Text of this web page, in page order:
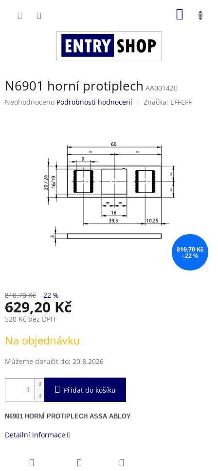
N6901 horní protiplech AA001420
Průměrné
Neohodnoceno Podrobnosti hodnocení Značka: EFFEFF
810,70 Kč
–22 %
810,70 Kč –22 %
629,20 Kč
520 Kč bez DPH
cena:
Na objednávku
Můžeme doručit do: 20.8.2026
Přidat do košíku
N6901 HORNÍ PROTIPLECH ASSA ABLOY
Detailní informace